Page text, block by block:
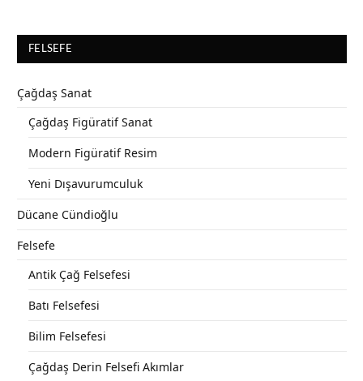
FELSEFE
Çağdaş Sanat
Çağdaş Figüratif Sanat
Modern Figüratif Resim
Yeni Dışavurumculuk
Dücane Cündioğlu
Felsefe
Antik Çağ Felsefesi
Batı Felsefesi
Bilim Felsefesi
Çağdaş Derin Felsefi Akımlar